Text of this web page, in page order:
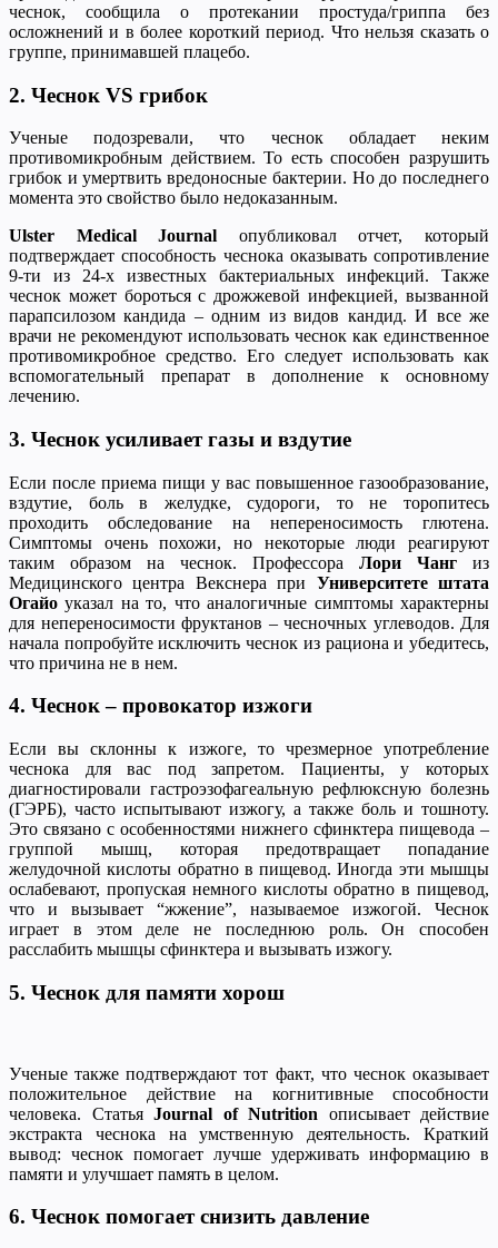
чеснок, сообщила о протекании простуда/гриппа без
осложнений и в более короткий период. Что нельзя сказать о
группе, принимавшей плацебо.
2. Чеснок VS грибок
Ученые подозревали, что чеснок обладает неким
противомикробным действием. То есть способен разрушить
грибок и умертвить вредоносные бактерии. Но до последнего
момента это свойство было недоказанным.
Ulster Medical Journal опубликовал отчет, который
подтверждает способность чеснока оказывать сопротивление
9-ти из 24-х известных бактериальных инфекций. Также
чеснок может бороться с дрожжевой инфекцией, вызванной
парапсилозом кандида – одним из видов кандид. И все же
врачи не рекомендуют использовать чеснок как единственное
противомикробное средство. Его следует использовать как
вспомогательный препарат в дополнение к основному
лечению.
3. Чеснок усиливает газы и вздутие
Если после приема пищи у вас повышенное газообразование,
вздутие, боль в желудке, судороги, то не торопитесь
проходить обследование на непереносимость глютена.
Симптомы очень похожи, но некоторые люди реагируют
таким образом на чеснок. Профессора Лори Чанг из
Медицинского центра Векснера при Университете штата
Огайо указал на то, что аналогичные симптомы характерны
для непереносимости фруктанов – чесночных углеводов. Для
начала попробуйте исключить чеснок из рациона и убедитесь,
что причина не в нем.
4. Чеснок – провокатор изжоги
Если вы склонны к изжоге, то чрезмерное употребление
чеснока для вас под запретом. Пациенты, у которых
диагностировали гастроэзофагеальную рефлюксную болезнь
(ГЭРБ), часто испытывают изжогу, а также боль и тошноту.
Это связано с особенностями нижнего сфинктера пищевода –
группой мышц, которая предотвращает попадание
желудочной кислоты обратно в пищевод. Иногда эти мышцы
ослабевают, пропуская немного кислоты обратно в пищевод,
что и вызывает “жжение”, называемое изжогой. Чеснок
играет в этом деле не последнюю роль. Он способен
расслабить мышцы сфинктера и вызывать изжогу.
5. Чеснок для памяти хорош
Ученые также подтверждают тот факт, что чеснок оказывает
положительное действие на когнитивные способности
человека. Статья Journal of Nutrition описывает действие
экстракта чеснока на умственную деятельность. Краткий
вывод: чеснок помогает лучше удерживать информацию в
памяти и улучшает память в целом.
6. Чеснок помогает снизить давление